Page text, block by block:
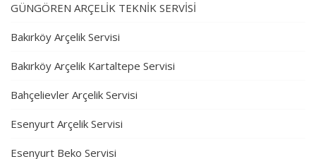
GÜNGÖREN ARÇELİK TEKNİK SERVİSİ
Bakırköy Arçelik Servisi
Bakırköy Arçelik Kartaltepe Servisi
Bahçelievler Arçelik Servisi
Esenyurt Arçelik Servisi
Esenyurt Beko Servisi